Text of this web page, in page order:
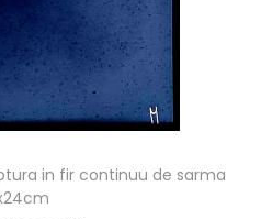
in fir continuu de sarma